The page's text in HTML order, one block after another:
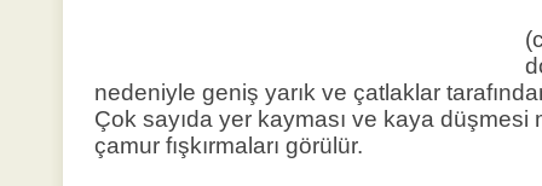
nedeniyle geniş yarık ve çatlaklar
Çok sayıda yer kayması ve kaya düşmesi
çamur fışkırmaları görülür.